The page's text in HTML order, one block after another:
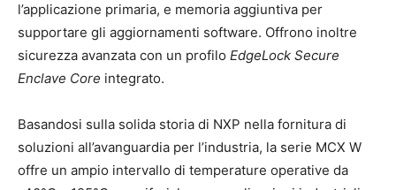
l’applicazione primaria, e memoria aggiuntiva per
supportare gli aggiornamenti software. Offrono inoltre
sicurezza avanzata con un profilo EdgeLock Secure
Enclave Core integrato.
Basandosi sulla solida storia di NXP nella fornitura di
soluzioni all’avanguardia per l’industria, la serie MCX W
offre un ampio intervallo di temperature operative da